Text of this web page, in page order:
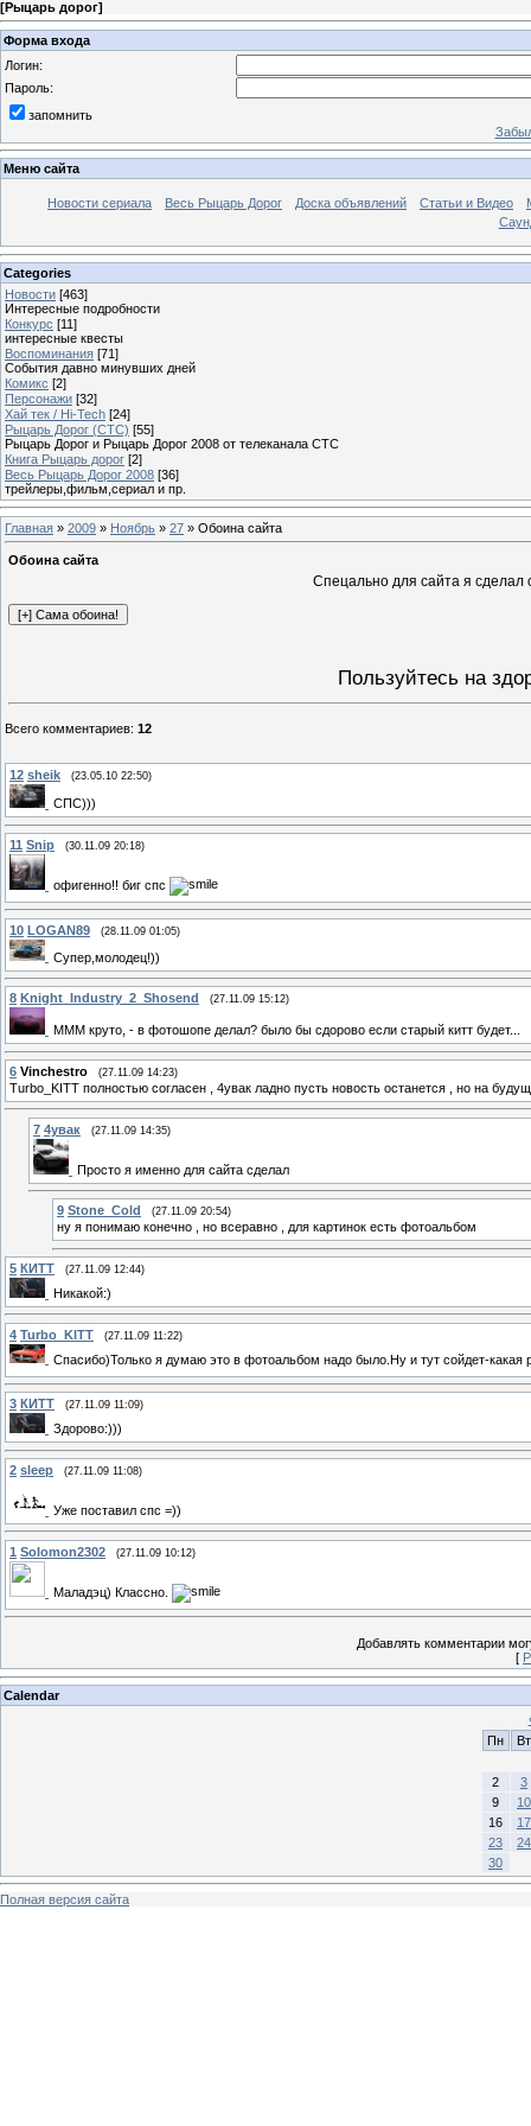
[Рыцарь дорог]
Форма входа
Логин:
Пароль:
запомнить
Меню сайта
Новости сериала Весь Рыцарь Дорог Доска объявлений Статьи и Видео
Categories
Новости [463]
Интересные подробности
Конкурс [11]
интересные квесты
Воспоминания [71]
События давно минувших дней
Комикс [2]
Персонажи [32]
Хай тек / Hi-Tech [24]
Рыцарь Дорог (СТС) [55]
Рыцарь Дорог и Рыцарь Дорог 2008 от телеканала СТС
Книга Рыцарь дорог [2]
Весь Рыцарь Дорог 2008 [36]
трейлеры,фильм,сериал и пр.
Главная » 2009 » Ноябрь » 27 » Обоина сайта
Обоина сайта
Спецально для сайта я сделал
Пользуйтесь на
Всего комментариев: 12
12 sheik (23.05.10 22:50)
СПС)))
11 Snip (30.11.09 20:18)
офигенно!! биг спс
10 LOGAN89 (28.11.09 01:05)
Cупер,молодец!))
8 Knight_Industry_2_Shosend (27.11.09 15:12)
МММ круто, - в фотошопе делал? было бы сдорово если старый китт будет...
6 Vinchestro (27.11.09 14:23)
Turbo_KITT полностью согласен , 4увак ладно пусть новость останется , но на
7 4увак (27.11.09 14:35)
Просто я именно для сайта сделал
9 Stone_Cold (27.11.09 20:54)
ну я понимаю конечно , но всеравно , для картинок есть фотоальбом
5 КИТТ (27.11.09 12:44)
Никакой:)
4 Turbo_KITT (27.11.09 11:22)
Спасибо)Только я думаю это в фотоальбом надо было.Ну и тут сойдет-какая
3 КИТТ (27.11.09 11:09)
Здорово:)))
2 sleep (27.11.09 11:08)
Уже поставил спс =))
1 Solomon2302 (27.11.09 10:12)
Маладэц) Классно.
Добавлять комментарии
[
Calendar
Пн
Вт
2
3
9
10
16
17
23
24
30
Полная версия сайта